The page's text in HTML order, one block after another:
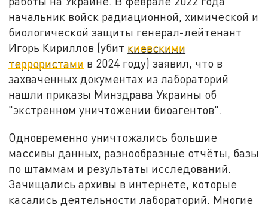
начальник войск радиационной, химической и
биологической защиты генерал-лейтенант
Игорь Кириллов (убит киевскими
террористами в 2024 году) заявил, что в
захваченных документах из лабораторий
нашли приказы Минздрава Украины об
"экстренном уничтожении биоагентов".
Одновременно уничтожались большие
массивы данных, разнообразные отчёты, базы
по штаммам и результаты исследований.
Зачищались архивы в интернете, которые
касались деятельности лабораторий. Многие